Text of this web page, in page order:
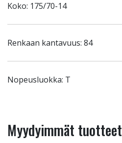
Koko: 175/70-14
Renkaan kantavuus: 84
Nopeusluokka: T
Myydyimmät tuotteet